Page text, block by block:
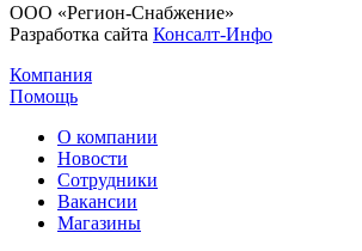
ООО «Регион-Снабжение»
Разработка сайта Консалт-Инфо
Компания
Помощь
О компании
Новости
Сотрудники
Вакансии
Магазины